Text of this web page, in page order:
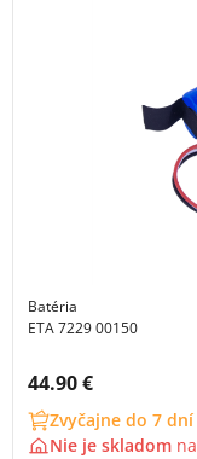
Batéria
ETA 7229 00150
Cena s DPH:
44.90 €
Zvyčajne do 7 dní
Nie je skladom na